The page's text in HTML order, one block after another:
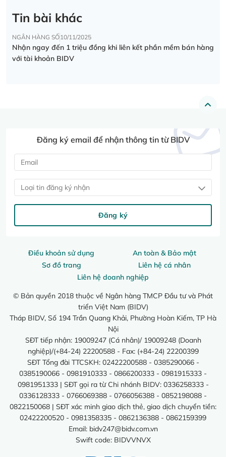
Tin bài khác
NGÂN HÀNG SỐ10/11/2025
Nhận ngay đến 1 triệu đồng khi liên kết phần mềm bán hàng
với tài khoản BIDV
Điều khoản sử dụng
An toàn & Bảo mật
Sơ đồ trang
Liên hệ cá nhân
Liên hệ doanh nghiệp
© Bản quyền 2018 thuộc về Ngân hàng TMCP Đầu tư và Phát
triển Việt Nam (BIDV)
Tháp BIDV, Số 194 Trần Quang Khải, Phường Hoàn Kiếm, TP Hà
Nội
SĐT tiếp nhận: 19009247 (Cá nhân)/ 19009248 (Doanh
nghiệp)/(+84-24) 22200588 - Fax: (+84-24) 22200399
SĐT Tổng đài TTCSKH: 02422200588 - 0385290066 -
0385190066 - 0981910333 - 0866200333 - 0981915333 -
0981951333 | SĐT gọi ra từ Chi nhánh BIDV: 0336258333 -
0336128333 - 0766069388 - 0766056388 - 0852198088 -
0822150068 | SĐT xác minh giao dịch thẻ, giao dịch chuyển tiền:
02422200520 - 0981358335 - 0862136388 - 0862159399
Email: bidv247@bidv.com.vn
Swift code: BIDVVNVX
Đăng ký email để nhận thông tin từ BIDV
Loại tin đăng ký nhận
Đăng ký